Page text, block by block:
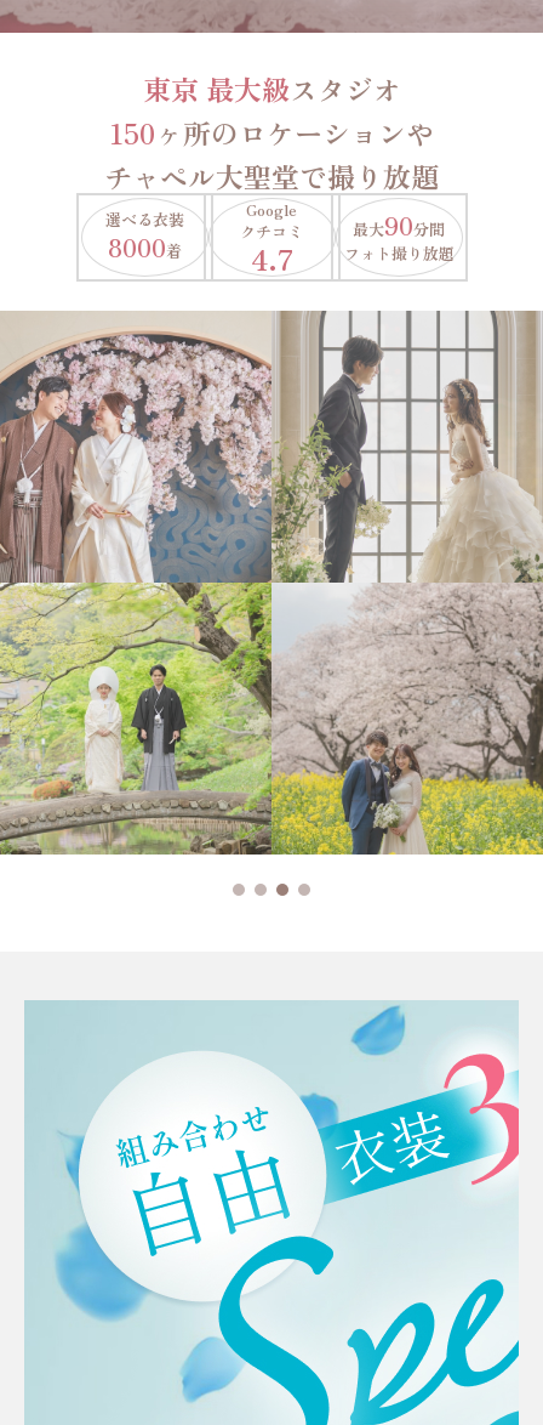
東京 最大級スタジオ
150ヶ所のロケーションや
チャペル大聖堂で撮り放題
選べる衣装
8000着
Google
クチコミ
4.7
最大90分間
フォト撮り放題